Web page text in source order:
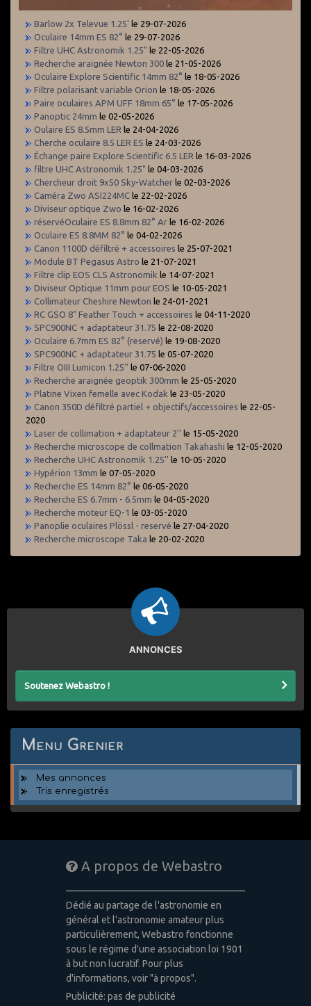
Barlow 2x Televue 1.25' le 29-07-2026
Oculaire 14mm ES 82° le 29-07-2026
Filtre UHC Astronomik 1.25" le 22-05-2026
Recherche araignée Newton 300 le 21-05-2026
Oculaire Explore Scientific 14mm 82° le 18-05-2026
Filtre polarisant variable Orion le 18-05-2026
Paire oculaires APM UFF 18mm 65° le 17-05-2026
Panoptic 24mm le 02-05-2026
Oulaire ES 8.5mm LER le 24-04-2026
Cherche oculaire 8.5 LER ES le 24-03-2026
Échange paire Explore Scientific 6.5 LER le 16-03-2026
filtre UHC Astronomik 1.25" le 04-03-2026
Chercheur droit 9x50 Sky-Watcher le 02-03-2026
Caméra Zwo ASI224MC le 22-02-2026
Diviseur optique Zwo le 16-02-2026
réservéOculaire ES 8.8mm 82° Ar le 16-02-2026
Oculaire ES 8.8MM 82° le 04-02-2026
Canon 1100D défiltré + accessoires le 25-07-2021
Module BT Pegasus Astro le 21-07-2021
Filtre clip EOS CLS Astronomik le 14-07-2021
Diviseur Optique 11mm pour EOS le 10-05-2021
Collimateur Cheshire Newton le 24-01-2021
RC GSO 8" Feather Touch + accessoires le 04-11-2020
SPC900NC + adaptateur 31.75 le 22-08-2020
Oculaire 6.7mm ES 82° (reservé) le 19-08-2020
SPC900NC + adaptateur 31.75 le 05-07-2020
Filtre OIII Lumicon 1.25'' le 07-06-2020
Recherche araignée geoptik 300mm le 25-05-2020
Platine Vixen femelle avec Kodak le 23-05-2020
Canon 350D défiltré partiel + objectifs/accessoires le 22-05-
2020
Laser de collimation + adaptateur 2'' le 15-05-2020
Recherche microscope de collmation Takahashi le 12-05-2020
Recherche UHC Astronomik 1.25'' le 10-05-2020
Hypérion 13mm le 07-05-2020
Recherche ES 14mm 82° le 06-05-2020
Recherche ES 6.7mm - 6.5mm le 04-05-2020
Recherche moteur EQ-1 le 03-05-2020
Panoplie oculaires Plössl - reservé le 27-04-2020
Recherche microscope Taka le 20-02-2020
ANNONCES
Soutenez Webastro !
Menu Grenier
Mes annonces
Tris enregistrés
A propos de Webastro
Dédié au partage de l'astronomie en
général et l'astronomie amateur plus
particulièrement, Webastro fonctionne
sous le régime d'une association loi 1901
à but non lucratif. Pour plus
d'informations, voir "à propos".
Publicité: pas de publicité